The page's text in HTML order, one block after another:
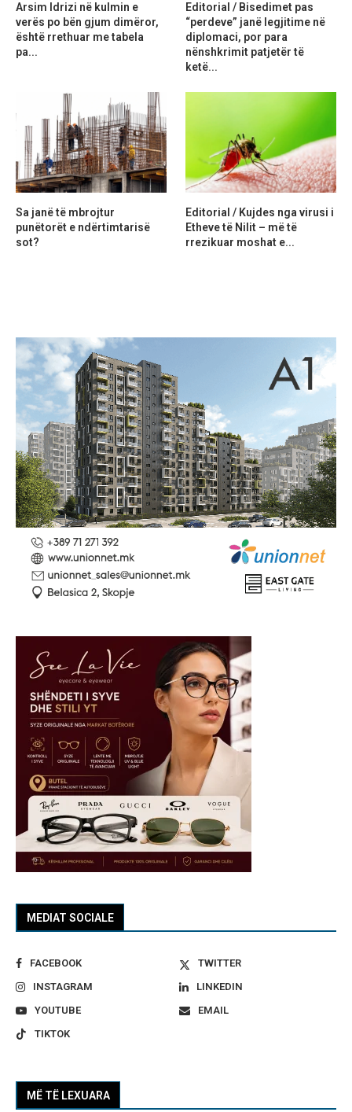
MEDIAT SOCIALE
FACEBOOK
TWITTER
INSTAGRAM
LINKEDIN
YOUTUBE
EMAIL
TIKTOK
MË TË LEXUARA
Arsim Idrizi në kulmin e
verës po bën gjum dimëror,
është rrethuar me tabela
pa...
Editorial / Bisedimet pas
“perdeve” janë legjitime në
diplomaci, por para
nënshkrimit patjetër të
ketë...
Sa janë të mbrojtur
punëtorët e ndërtimtarisë
sot?
Editorial / Kujdes nga virusi i
Etheve të Nilit – më të
rrezikuar moshat e...